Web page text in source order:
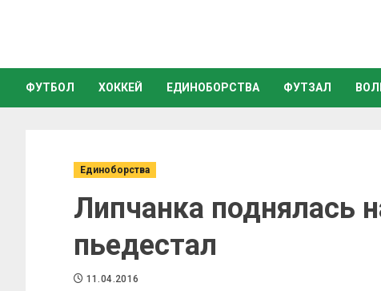
ФУТБОЛ ХОККЕЙ ЕДИНОБОРСТВА ФУТЗАЛ
Единоборства
Липчанка поднялась
пьедестал
11.04.2016